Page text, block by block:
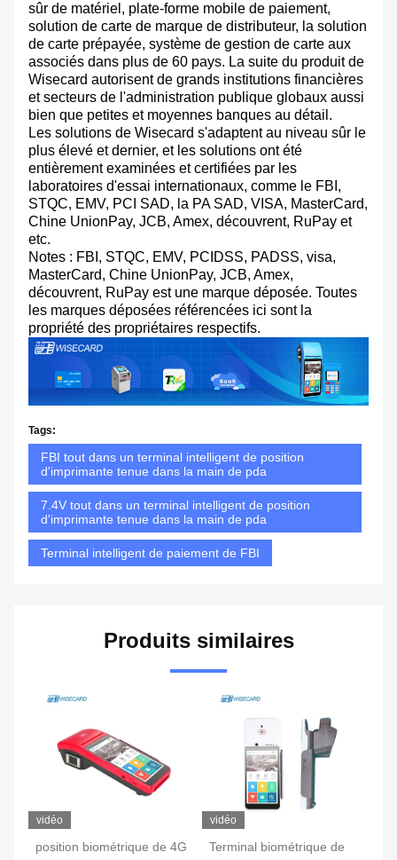
sûr de matériel, plate-forme mobile de paiement,
solution de carte de marque de distributeur, la solution
de carte prépayée, système de gestion de carte aux
associés dans plus de 60 pays. La suite du produit de
Wisecard autorisent de grands institutions financières
et secteurs de l'administration publique globaux aussi
bien que petites et moyennes banques au détail.
Les solutions de Wisecard s'adaptent au niveau sûr le
plus élevé et dernier, et les solutions ont été
entièrement examinées et certifiées par les
laboratoires d'essai internationaux, comme le FBI,
STQC, EMV, PCI SAD, la PA SAD, VISA, MasterCard,
Chine UnionPay, JCB, Amex, découvrent, RuPay et
etc.
Notes : FBI, STQC, EMV, PCIDSS, PADSS, visa,
MasterCard, Chine UnionPay, JCB, Amex,
découvrent, RuPay est une marque déposée. Toutes
les marques déposées référencées ici sont la
propriété des propriétaires respectifs.
Tags:
FBI tout dans un terminal intelligent de position
d'imprimante tenue dans la main de pda
7.4V tout dans un terminal intelligent de position
d'imprimante tenue dans la main de pda
Terminal intelligent de paiement de FBI
Produits similaires
vidéo
position biométrique de 4G
vidéo
Terminal biométrique de